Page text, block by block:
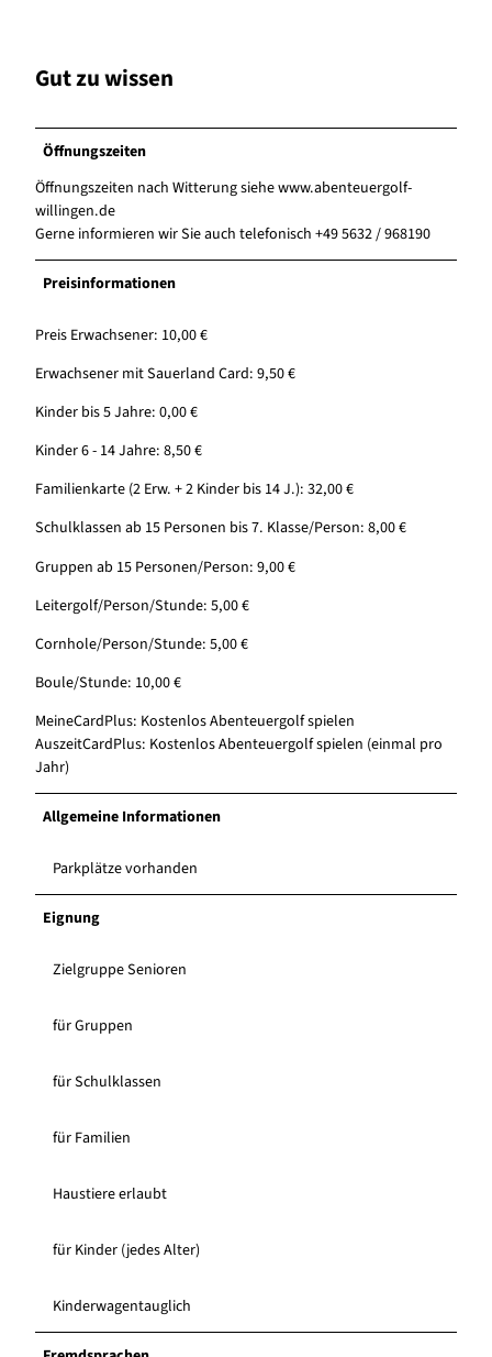
Gut zu wissen
Öffnungszeiten
Öffnungszeiten nach Witterung siehe www.abenteuergolf-
willingen.de
Gerne informieren wir Sie auch telefonisch +49 5632 / 968190
Preisinformationen
Preis Erwachsener: 10,00 €
Erwachsener mit Sauerland Card: 9,50 €
Kinder bis 5 Jahre: 0,00 €
Kinder 6 - 14 Jahre: 8,50 €
Familienkarte (2 Erw. + 2 Kinder bis 14 J.): 32,00 €
Schulklassen ab 15 Personen bis 7. Klasse/Person: 8,00 €
Gruppen ab 15 Personen/Person: 9,00 €
Leitergolf/Person/Stunde: 5,00 €
Cornhole/Person/Stunde: 5,00 €
Boule/Stunde: 10,00 €
MeineCardPlus: Kostenlos Abenteuergolf spielen
AuszeitCardPlus: Kostenlos Abenteuergolf spielen (einmal pro
Jahr)
Allgemeine Informationen
Parkplätze vorhanden
Eignung
Zielgruppe Senioren
für Gruppen
für Schulklassen
für Familien
Haustiere erlaubt
für Kinder (jedes Alter)
Kinderwagentauglich